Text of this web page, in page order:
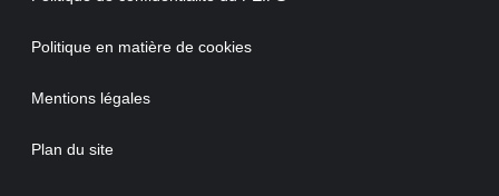
Politique en matière de cookies
Mentions légales
Plan du site